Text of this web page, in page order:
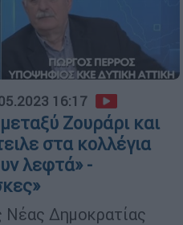
16:17
Ζουράρι και
στα κολλέγια
λεφτά» -
Νέας Δημοκρατίας